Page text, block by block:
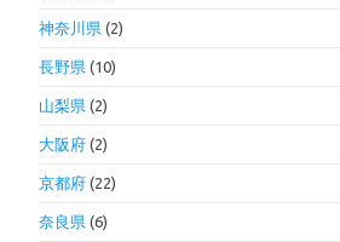
神奈川県 (2)
長野県 (10)
山梨県 (2)
大阪府 (2)
京都府 (22)
奈良県 (6)